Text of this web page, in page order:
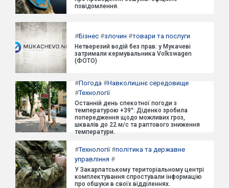
повідомлення.
#Бізнес #злочин #товари та послуги
Нетверезий водій без прав: у Мукачеві
затримали кермувальника Volkswagen
(ФОТО)
#Погода #Навколишнє середовище
#Технології
Останній день спекотної погоди з
температурою +39°: Діденко зробила
попередження щодо можливих гроз,
шквалів до 22 м/с та раптового зниження
температури.
#Технології#політика та державне
управління #
У Закарпатському територіальному центрі
комплектування спростували інформацію
про обшуки в своїх відділеннях.